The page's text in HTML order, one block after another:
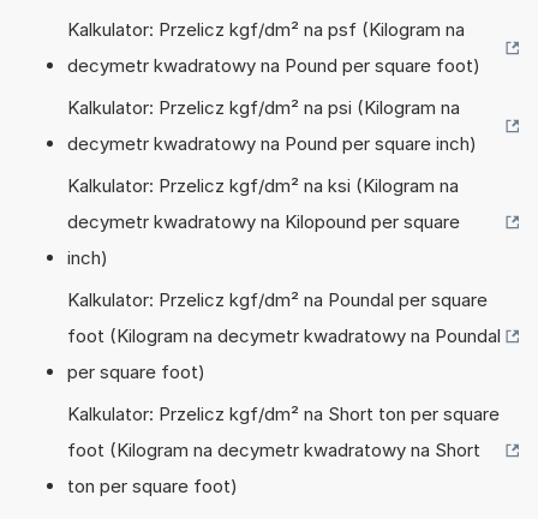
Kalkulator: Przelicz kgf/dm² na psf (Kilogram na
decymetr kwadratowy na Pound per square foot)
Kalkulator: Przelicz kgf/dm² na psi (Kilogram na
decymetr kwadratowy na Pound per square inch)
Kalkulator: Przelicz kgf/dm² na ksi (Kilogram na
decymetr kwadratowy na Kilopound per square
inch)
Kalkulator: Przelicz kgf/dm² na Poundal per square
foot (Kilogram na decymetr kwadratowy na Poundal
per square foot)
Kalkulator: Przelicz kgf/dm² na Short ton per square
foot (Kilogram na decymetr kwadratowy na Short
ton per square foot)